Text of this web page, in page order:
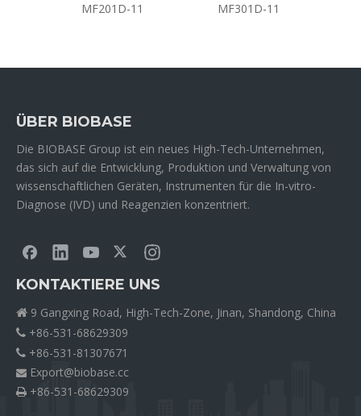
MF201D-11
MF301D-11
ÜBER BIOBASE
Die BIOBASE Group ist ein neues High-Tech-Unternehmen,
das sich auf die Entwicklung, Produktion und Verwaltung von
wissenschaftlichen Geräten, Instrumenten für die In-vitro-
Diagnose (IVD) und Reagenzien konzentriert.
KONTAKTIERE UNS
 9 Gangxing Road, High-Tech-Zone, Jinan, Shandong, China
 +86-531-68629309
 +86-531-81307671
 Export@biobase.cc
 +86-531-68629309